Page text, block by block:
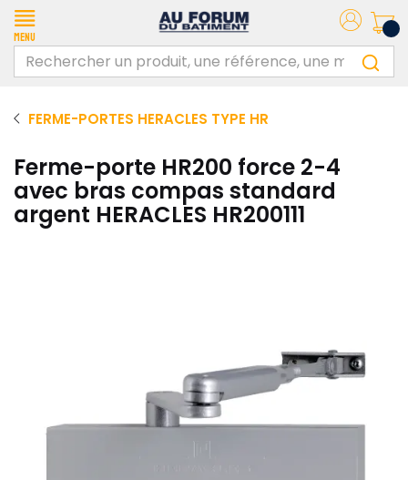
Menu
FERME-PORTES HERACLES TYPE HR
Ferme-porte HR200 force 2-4
avec bras compas standard
argent HERACLES HR200111